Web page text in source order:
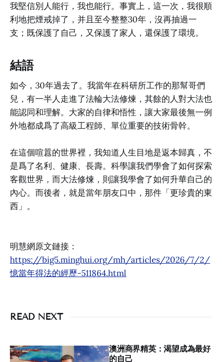
我堅信別人能行，我也能行。事實上，這一次，我很順
利地把煙戒掉了，并且至今整整30年，沒再抽過一
支；既保護了自己，又保護了家人，還保護了環境。
結語
如今，30年過去了。我當年在科研所工作的那幫哥們
兒，有一半人走進了法輪大法修煉，其餘的人對大法也
能認同和理解。大家的自律和悟性，讓大家最後無一例
外地都成爲了高級工程師、單位重要的技術骨幹。
在這個喧囂的世界裡，我知道人生目地是返本歸真，不
是爲了名利、健康、長壽。科學讓我們學會了如何探索
客觀世界，而大法修煉，則讓我學會了如何升華自己的
內心。而後者，就是當年朋友口中，那件「更珍貴的東
西」。
明慧網原文鏈接：
https://big5.minghui.org/mh/articles/2026/7/2/
憶當年得法的經歷-511864.html
READ NEXT
澳洲商界精英：渴望成為最好
的自己